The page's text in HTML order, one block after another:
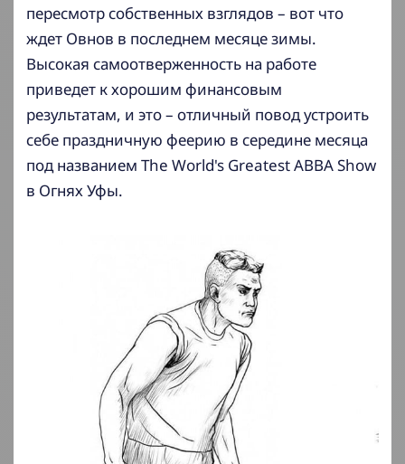
пересмотр собственных взглядов – вот что
ждет Овнов в последнем месяце зимы.
Высокая самоотверженность на работе
приведет к хорошим финансовым
результатам, и это – отличный повод устроить
себе праздничную феерию в середине месяца
под названием The World's Greatest ABBA Show
в Огнях Уфы.